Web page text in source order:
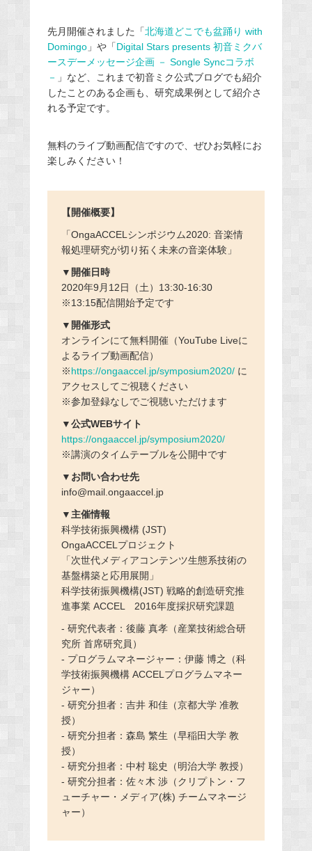
先月開催されました「北海道どこでも盆踊り with
Domingo」や「Digital Stars presents 初音ミクバ
ースデーメッセージ企画 － Songle Syncコラボ
－ 」など、これまで初音ミク公式ブログでも紹介
したことのある企画も、研究成果例として紹介さ
れる予定です。
無料のライブ動画配信ですので、ぜひお気軽にお
楽しみください！
【開催概要】
「OngaACCELシンポジウム2020: 音楽情
報処理研究が切り拓く未来の音楽体験」
▼開催日時
2020年9月12日（土）13:30-16:30
※13:15配信開始予定です
▼開催形式
オンラインにて無料開催（YouTube Liveに
よるライブ動画配信）
※https://ongaaccel.jp/symposium2020/に
アクセスしてご視聴ください
※参加登録なしでご視聴いただけます
▼公式WEBサイト
https://ongaaccel.jp/symposium2020/
※講演のタイムテーブルを公開中です
▼お問い合わせ先
info@mail.ongaaccel.jp
▼主催情報
科学技術振興機構 (JST)
OngaACCELプロジェクト
「次世代メディアコンテンツ生態系技術の
基盤構築と応用展開」
科学技術振興機構(JST) 戦略的創造研究推
進事業 ACCEL 2016年度採択研究課題
- 研究代表者：後藤 真孝（産業技術総合研
究所 首席研究員）
- プログラムマネージャー：伊藤 博之（科
学技術振興機構 ACCELプログラムマネー
ジャー）
- 研究分担者：吉井 和佳（京都大学 准教
授）
- 研究分担者：森島 繁生（早稲田大学 教
授）
- 研究分担者：中村 聡史（明治大学 教授）
- 研究分担者：佐々木 渉（クリプトン・フ
ューチャー・メディア(株) チームマネージ
ャー）